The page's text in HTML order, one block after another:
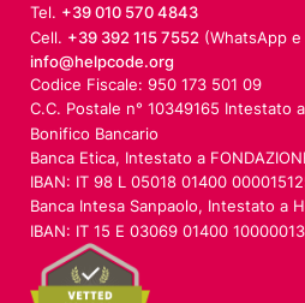
Tel. +39 010 570 4843
Cell. +39 392 115 7552 (WhatsApp e
info@helpcode.org
Codice Fiscale: 950 173 501 09
C.C. Postale n° 10349165 Intestato
Bonifico Bancario
Banca Etica, Intestato a
IBAN: IT 98 L 05018 01400
Banca Intesa Sanpaolo, Intestato a
IBAN: IT 15 E 03069 01400